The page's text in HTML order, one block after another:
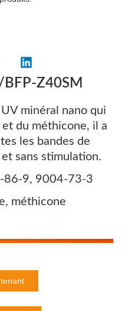
Z40SM
minéral nano qui
du méthicone, il a
les bandes de
sans stimulation.
86-9, 9004-73-3
méthicone